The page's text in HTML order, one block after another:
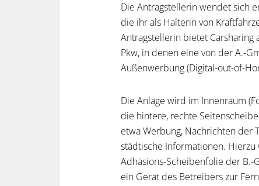
Die Antragstellerin wendet sich
die ihr als Halterin von
Antragstellerin bietet Carsharing
Pkw, in denen eine von der A.-
Außenwerbung (Digital-out-of-
Die Anlage wird im Innenraum
die hintere, rechte
etwa Werbung, Nachrichten der
städtische Informationen.
Adhäsions-Scheibenfolie der B.-
ein Gerät des Betreibers zur